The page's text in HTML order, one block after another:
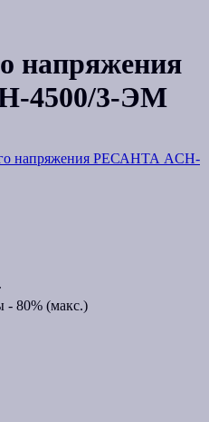
напряжения
4500/3-ЭМ
- 80% (макс.)